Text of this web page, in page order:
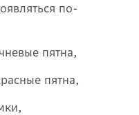
по-
пятна,
пятна,